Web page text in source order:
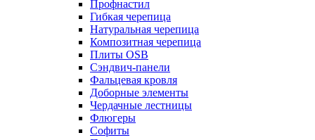
Профнастил
Гибкая черепица
Натуральная черепица
Композитная черепица
Плиты OSB
Сэндвич-панели
Фальцевая кровля
Доборные элементы
Чердачные лестницы
Флюгеры
Софиты